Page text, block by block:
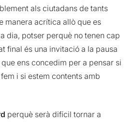
als ciutadans de tants
manera acrítica allò que es
dia, potser perquè no tenen cap
final és una invitació a la pausa
ens concedim per a pensar si
i si estem contents amb
perquè serà difícil tornar a